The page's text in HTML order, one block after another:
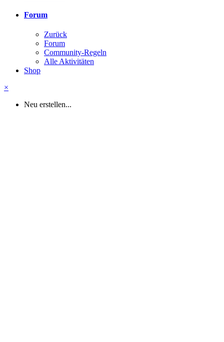
Forum
Zurück
Forum
Community-Regeln
Alle Aktivitäten
Shop
×
Neu erstellen...